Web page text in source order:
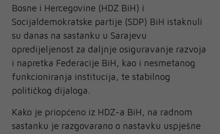
Bosne i Hercegovine (HDZ BiH) i
Socijaldemokratske partije (SDP) BiH istaknuli
su danas na sastanku u Sarajevu
opredijeljenost za daljnje osiguravanje razvoja
i napretka Federacije BiH, kao i nesmetanog
funkcioniranja institucija, te stabilnog
političkog dijaloga.
Kako je priopćeno iz HDZ-a BiH, na radnom
sastanku je razgovarano o nastavku uspješne